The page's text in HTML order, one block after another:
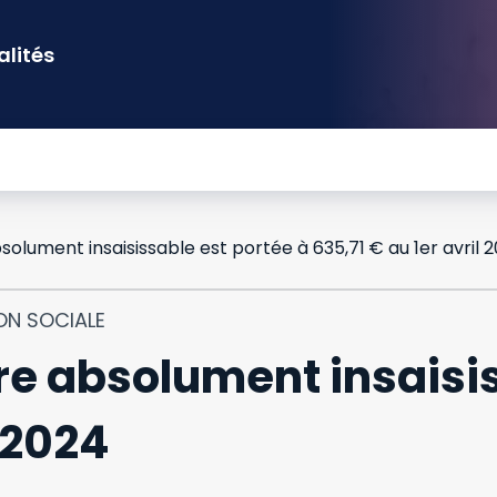
insaisissable est portée à 635,71 € au 1er avril
SOCIALE
absolument